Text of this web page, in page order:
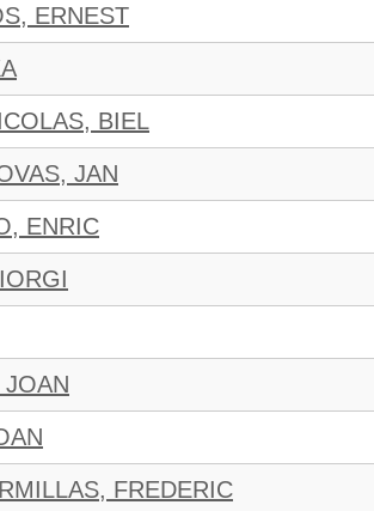
ERNEST
BIEL
JAN
ENRIC
FREDERIC